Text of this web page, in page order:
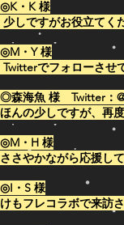
◎K・K 様
少しですがお役立てく
◎M・Y 様
Twitterでフォローさせ
◎森海魚 様 Twitter：
ほんの少しですが、再
◎M・H 様
ささやかながら応援し
◎I・S 様
けもフレコラボで来訪